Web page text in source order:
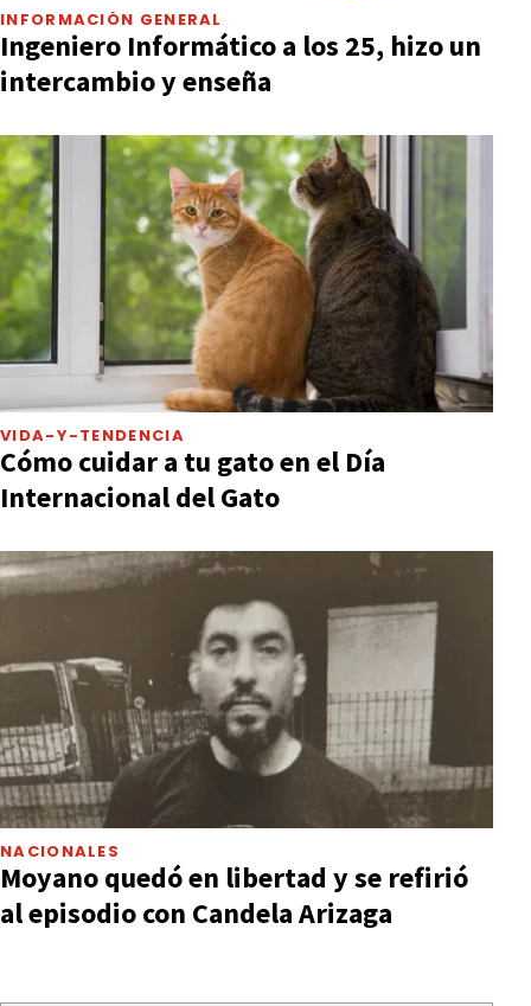
INFORMACIÓN GENERAL
Ingeniero Informático a los 25, hizo un
intercambio y enseña
VIDA-Y-TENDENCIA
Cómo cuidar a tu gato en el Día
Internacional del Gato
NACIONALES
Moyano quedó en libertad y se refirió
al episodio con Candela Arizaga